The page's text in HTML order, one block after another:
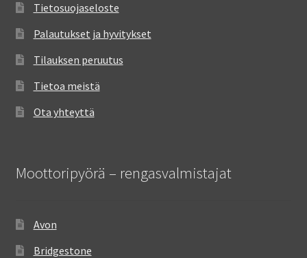
Tietosuojaseloste
Palautukset ja hyvitykset
Tilauksen peruutus
Tietoa meistä
Ota yhteyttä
Moottoripyörä – rengasvalmistajat
Avon
Bridgestone